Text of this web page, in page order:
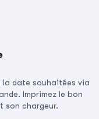
la date souhaitées via
Imprimez le bon
son chargeur.